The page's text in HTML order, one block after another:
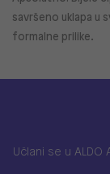
savršeno uklapa u
formalne prilike.
Učlani se u